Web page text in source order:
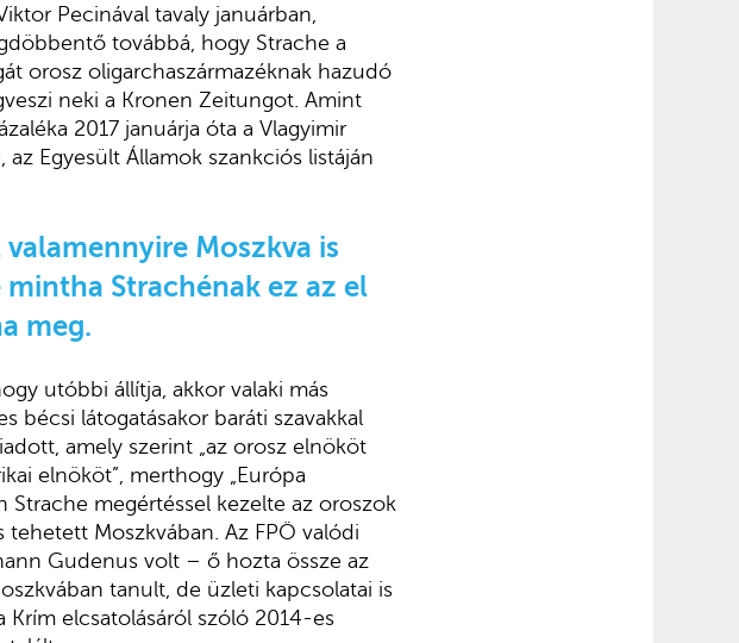
Pecinával tavaly januárban,
továbbá, hogy Strache a
orosz oligarchaszármazéknak hazudó
neki a Kronen Zeitungot. Amint
2017 januárja óta a Vlagyimir
Egyesült Államok szankciós listáján
Moszkva is
Strachénak ez az el
meg.
utóbbi állítja, akkor valaki más
bécsi látogatásakor baráti szavakkal
amely szerint „az orosz elnököt
elnököt”, merthogy „Európa
megértéssel kezelte az oroszok
tehetett Moszkvában. Az FPÖ valódi
Gudenus volt – ő hozta össze az
tanult, de üzleti kapcsolatai is
elcsatolásáról szóló 2014-es